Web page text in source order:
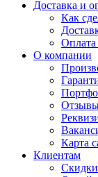
Доставка и
Как
Оплата
О компании
Карта
Клиентам